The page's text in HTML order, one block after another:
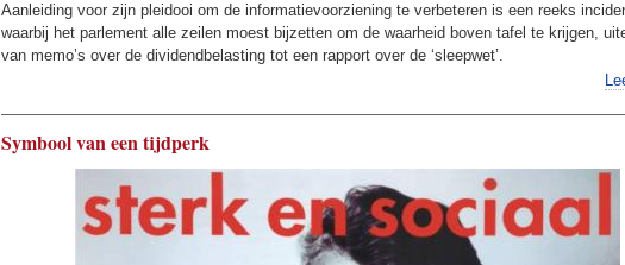
Aanleiding voor zijn pleidooi om de informatievoorziening te verbeteren is een reeks
waarbij het parlement alle zeilen moest bijzetten om de waarheid boven tafel te krijgen,
van memo’s over de dividendbelasting tot een rapport over de ‘sleepwet’.
Symbool van een tijdperk